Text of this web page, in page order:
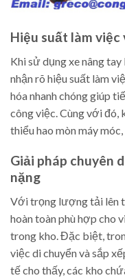
Hiệu suất làm
Khi sử dụng xe nâng
nhận rõ hiệu suất làm
hóa nhanh chóng giúp
công việc. Cùng với đó,
thiểu hao mòn máy
Giải pháp chuyên
nặng
Với trọng lượng tải lên
hoàn toàn phù hợp cho
trong kho. Đặc biệt,
việc di chuyển và sắp
tế cho thấy, các kho